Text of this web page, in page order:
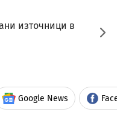
източници в
Google News